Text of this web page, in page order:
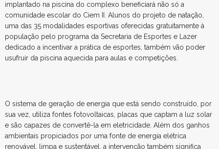
implantado na piscina do complexo beneficiará não só a
comunidade escolar do Ciem II. Alunos do projeto de natação,
uma das 35 modalidades esportivas oferecidas gratuitamente à
população pelo programa da Secretaria de Esportes e Lazer
dedicado a incentivar a prática de esportes, também vão poder
usufruir da piscina aquecida para aulas e competições.
O sistema de geração de energia que está sendo construído, por
sua vez, utiliza fontes fotovoltaicas, placas que captam a luz solar
e são capazes de convertê-la em eletricidade. Além dos ganhos
ambientais propiciados por uma fonte de energia elétrica
renovável, limpa e sustentável, a intervenção também significa